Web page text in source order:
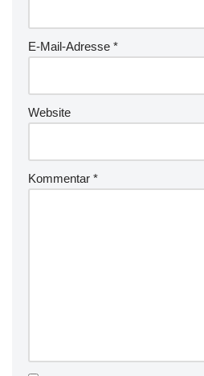
E-Mail-Adresse *
Website
Kommentar *